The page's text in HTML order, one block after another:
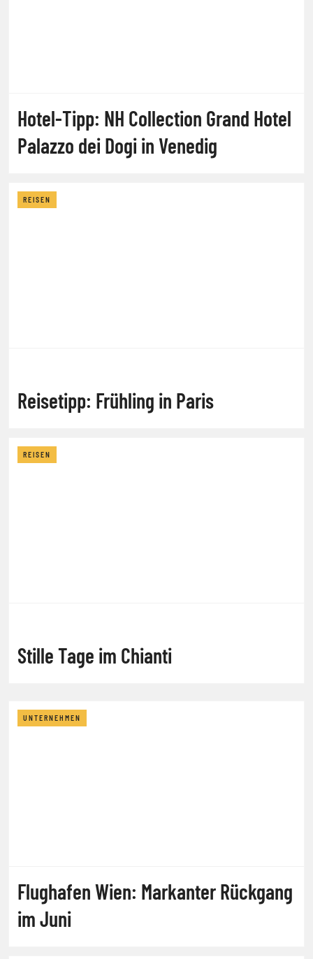
Hotel-Tipp: NH Collection Grand Hotel
Palazzo dei Dogi in Venedig
REISEN
Reisetipp: Frühling in Paris
REISEN
Stille Tage im Chianti
UNTERNEHMEN
Flughafen Wien: Markanter Rückgang
im Juni